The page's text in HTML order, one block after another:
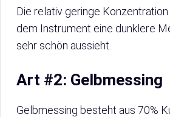
Die relativ geringe
dem Instrument eine dunklere
sehr schön aussieht.
Art #2: Gelbmessing
Gelbmessing besteht aus 70%